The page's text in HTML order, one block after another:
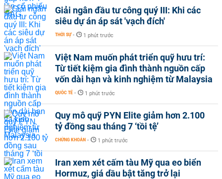
Giải ngân đầu tư công quý III: Khi các
siêu dự án áp sát 'vạch đích'
THỜI SỰ - 1 phút trước
Việt Nam muốn phát triển quỹ hưu trí:
Từ tiết kiệm gia đình thành nguồn cấp
vốn dài hạn và kinh nghiệm từ Malaysia
QUỐC TẾ - 1 phút trước
Quy mô quỹ PYN Elite giảm hơn 2.100
tỷ đồng sau tháng 7 ‘tồi tệ’
CHỨNG KHOÁN - 1 phút trước
Iran xem xét cấm tàu Mỹ qua eo biển
Hormuz, giá dầu bật tăng trở lại